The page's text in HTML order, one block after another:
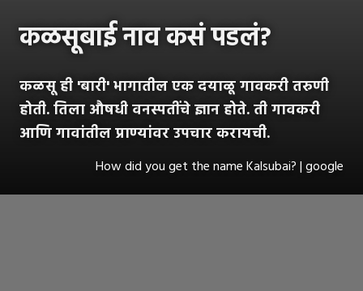
कळसूबाई नाव कसं पडलं?
कळसू ही 'बारी' भागातील एक दयाळू गावकरी तरुणी
होती. तिला औषधी वनस्पतींचे ज्ञान होते. ती गावकरी
आणि गावांतील प्राण्यांवर उपचार करायची.
How did you get the name Kalsubai? | google